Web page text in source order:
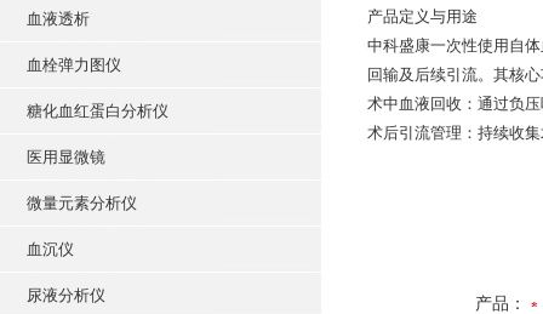
血液透析
血栓弹力图仪
糖化血红蛋白分析仪
医用显微镜
微量元素分析仪
血沉仪
尿液分析仪
产品定义与用途
中科盛康一次性使用自
回输及后续引流。其核
术中血液回收：通过负
术后引流管理：持续收
产品：